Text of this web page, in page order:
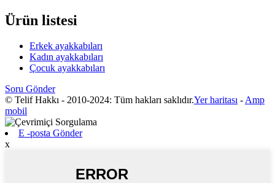
Ürün listesi
Erkek ayakkabıları
Kadın ayakkabıları
Çocuk ayakkabıları
Soru Gönder
© Telif Hakkı - 2010-2024: Tüm hakları saklıdır.Yer haritası -Amp
mobil
E -posta Gönder
x